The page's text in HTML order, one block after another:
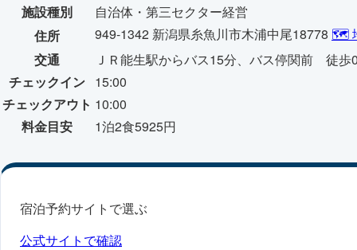
施設種別
自治体・第三セクター経営
住所
949-1342 新潟県糸魚川市木浦中尾18778 🗺️
交通
ＪＲ能生駅からバス15分、バス停関前 徒歩
チェックイン 15:00
チェックアウト 10:00
料金目安
1泊2食5925円
宿泊予約サイトで選ぶ
公式サイトで確認